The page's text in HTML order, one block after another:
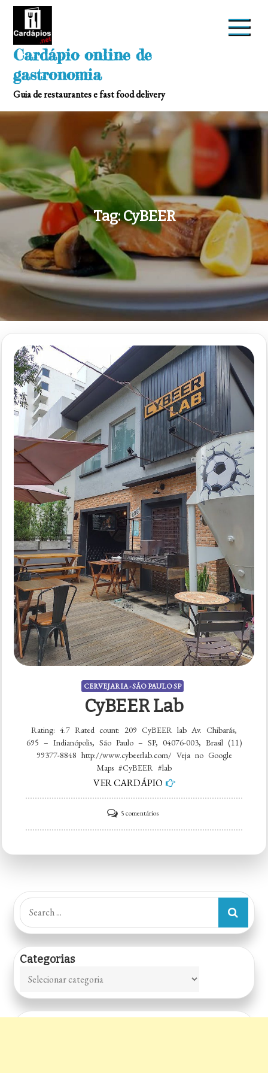
Skip
Cardápio online de
gastronomia
Guia de restaurantes e fast food delivery
Tag:CyBEER
CERVEJARIA - SÃO PAULO SP
CyBEER Lab
Rating: 4.7 Rated count: 209 CyBEER lab Av. Chibarás,
695 – Indianópolis, São Paulo – SP, 04076-003, Brasil (11)
99377-8848 http://www.cybeerlab.com/ Veja no Google
Maps #CyBEER #lab
VER CARDÁPIO
5 comentáriosem
CyBEER
Search
for:
Categorias
Categorias